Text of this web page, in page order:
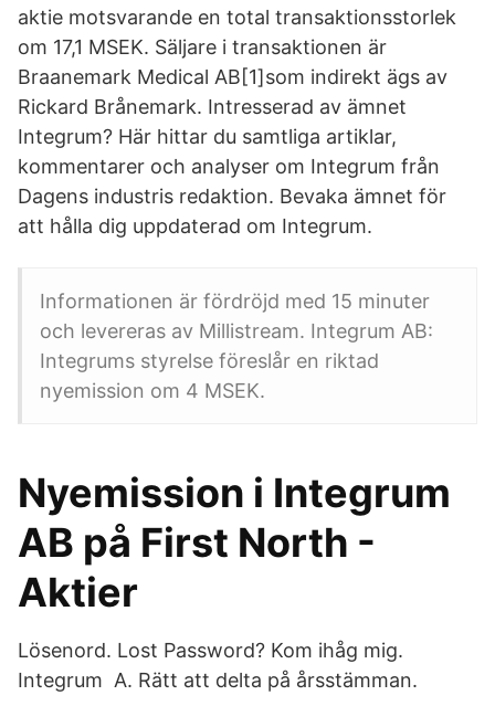
aktie motsvarande en total transaktionsstorlek
om 17,1 MSEK. Säljare i transaktionen är
Braanemark Medical AB[1]som indirekt ägs av
Rickard Brånemark. Intresserad av ämnet
Integrum? Här hittar du samtliga artiklar,
kommentarer och analyser om Integrum från
Dagens industris redaktion. Bevaka ämnet för
att hålla dig uppdaterad om Integrum.
Informationen är fördröjd med 15 minuter
och levereras av Millistream. Integrum AB:
Integrums styrelse föreslår en riktad
nyemission om 4 MSEK.
Nyemission i Integrum
AB på First North -
Aktier
Lösenord. Lost Password? Kom ihåg mig.
Integrum A. Rätt att delta på årsstämman.